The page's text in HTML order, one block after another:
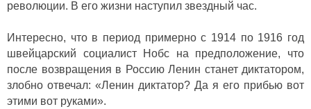
революции. В его жизни наступил звездный час.
Интересно, что в период примерно с 1914 по 1916 год
швейцарский социалист Нобс на предположение, что
после возвращения в Россию Ленин станет диктатором,
злобно отвечал: «Ленин диктатор? Да я его прибью вот
этими вот руками».